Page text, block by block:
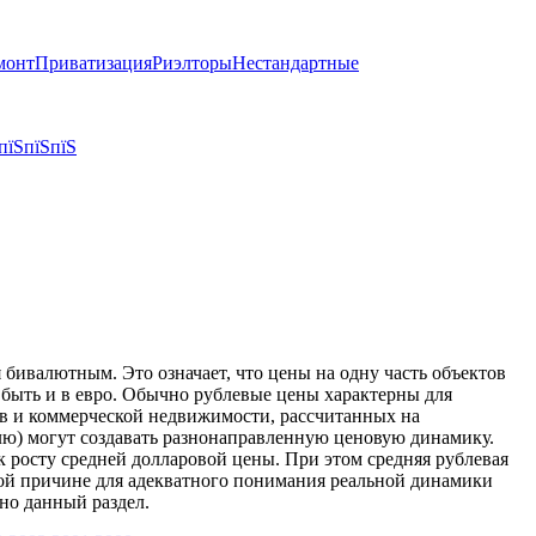
ПриватизацияРиэлторыНестандартные
Это означает, что цены на одну часть объектов
быть и в евро. Обычно рублевые цены характерны для
и коммерческой недвижимости, рассчитанных на
могут создавать разнонаправленную ценовую динамику.
средней долларовой цены. При этом средняя рублевая
причине для адекватного понимания реальной динамики
данный раздел.